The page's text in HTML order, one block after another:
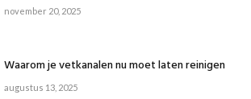
november 20, 2025
Waarom je vetkanalen nu moet laten reinigen
augustus 13, 2025